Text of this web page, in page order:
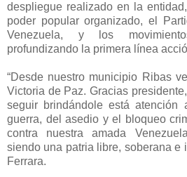
despliegue realizado en la
poder popular organizado, el
Venezuela, y los
profundizando la primera línea
“Desde nuestro municipio Ribas
Victoria de Paz. Gracias
seguir brindándole está
guerra, del asedio y el bloqueo
contra nuestra amada
siendo una patria libre, soberana e
Ferrara.